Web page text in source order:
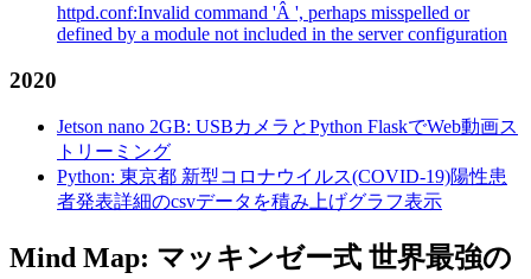
httpd.conf:Invalid command 'Â ', perhaps misspelled or
defined by a module not included in the server configuration
2020
Jetson nano 2GB: USBカメラとPython FlaskでWeb動画ス
トリーミング
Python: 東京都 新型コロナウイルス(COVID-19)陽性患
者発表詳細のcsvデータを積み上げグラフ表示
Mind Map: マッキンゼー式 世界最強の